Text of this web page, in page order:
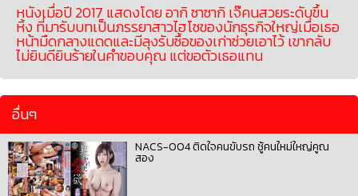
หนังเมื่อปี 2017 แสดงโดย อากิ ซาซากิ เจ๊คนสวยระดับขึ้น
หิ้ง ที่มารับบทเป็นภรรยาสาวไฮโซของนักธุรกิจใหญ่เมื่อเธอ
หน้ามืดกลางแดดและมีลุงรับซื้อของเก่าช่วยเอาไว้ เขากลับ
ไม่ยินดียินร้ายในคำขอบคุณ แต่ขอตัวเธอแทน
อื่นๆ
NACS-004 ติดใจคนขับรถ ชู้คนใหม่ใหญ่คูณ
สอง